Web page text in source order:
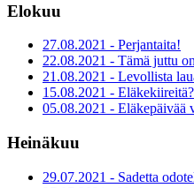
Elokuu
27.08.2021 - Perjantaita!
22.08.2021 - Tämä juttu
21.08.2021 - Levollista
15.08.2021 - Eläkekiireitä?
05.08.2021 - Eläkepäivää
Heinäkuu
29.07.2021 - Sadetta